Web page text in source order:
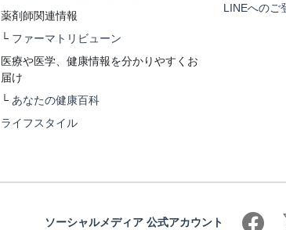
薬剤師関連情報
└ ファーマトリビューン
医療や医学、健康情報を分かりやすくお
届け
└ あなたの健康百科
ライフスタイル
LINEへのご
ソーシャルメディア 公式アカウント